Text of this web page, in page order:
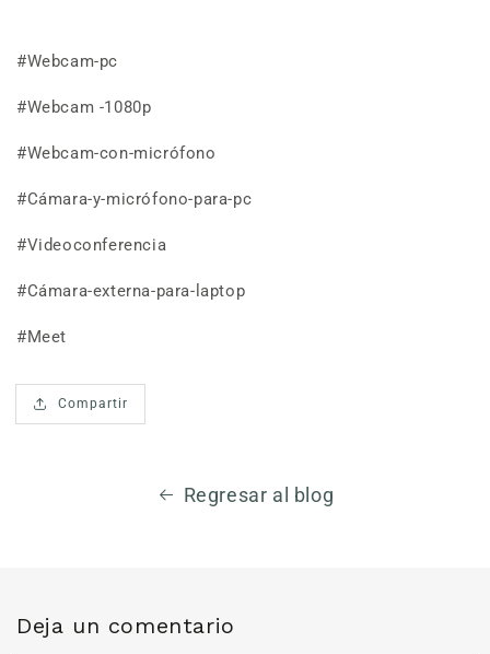
#Webcam-pc
#Webcam -1080p
#Webcam-con-micrófono
#Cámara-y-micrófono-para-pc
#Videoconferencia
#Cámara-externa-para-laptop
#Meet
Compartir
Regresar al blog
Deja un comentario